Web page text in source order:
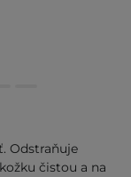
Odstraňuje
čistou a na